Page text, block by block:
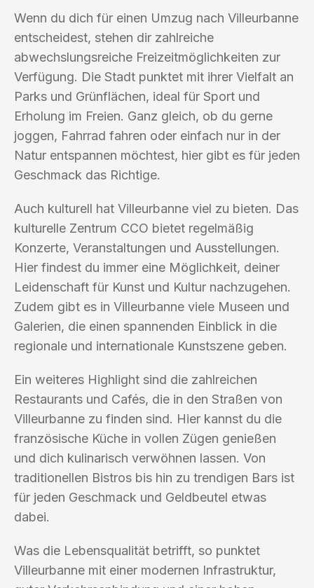
Wenn du dich für einen Umzug nach Villeurbanne
entscheidest, stehen dir zahlreiche
abwechslungsreiche Freizeitmöglichkeiten zur
Verfügung. Die Stadt punktet mit ihrer Vielfalt an
Parks und Grünflächen, ideal für Sport und
Erholung im Freien. Ganz gleich, ob du gerne
joggen, Fahrrad fahren oder einfach nur in der
Natur entspannen möchtest, hier gibt es für jeden
Geschmack das Richtige.
Auch kulturell hat Villeurbanne viel zu bieten. Das
kulturelle Zentrum CCO bietet regelmäßig
Konzerte, Veranstaltungen und Ausstellungen.
Hier findest du immer eine Möglichkeit, deiner
Leidenschaft für Kunst und Kultur nachzugehen.
Zudem gibt es in Villeurbanne viele Museen und
Galerien, die einen spannenden Einblick in die
regionale und internationale Kunstszene geben.
Ein weiteres Highlight sind die zahlreichen
Restaurants und Cafés, die in den Straßen von
Villeurbanne zu finden sind. Hier kannst du die
französische Küche in vollen Zügen genießen
und dich kulinarisch verwöhnen lassen. Von
traditionellen Bistros bis hin zu trendigen Bars ist
für jeden Geschmack und Geldbeutel etwas
dabei.
Was die Lebensqualität betrifft, so punktet
Villeurbanne mit einer modernen Infrastruktur,